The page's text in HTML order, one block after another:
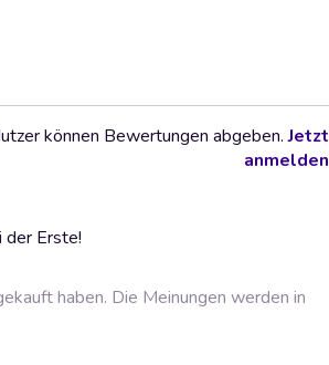
der Erste!
können Bewertungen abgeben.Jetzt
anmelden
haben. Die Meinungen werden in